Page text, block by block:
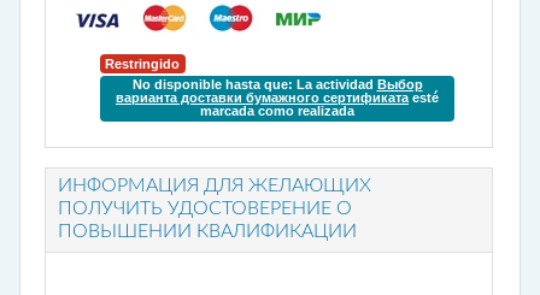
Restringido
No disponible hasta que: La actividad Выбор
варианта доставки бумажного сертификата esté
marcada como realizada
ИНФОРМАЦИЯ ДЛЯ ЖЕЛАЮЩИХ
ПОЛУЧИТЬ УДОСТОВЕРЕНИЕ О
ПОВЫШЕНИИ КВАЛИФИКАЦИИ